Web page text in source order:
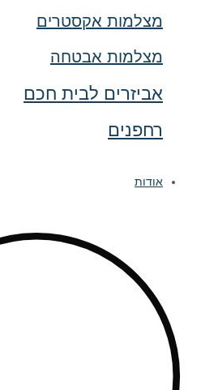
מצלמות אקסטרים
מצלמות אבטחה
אביזרים לבית חכם
רחפנים
אודות